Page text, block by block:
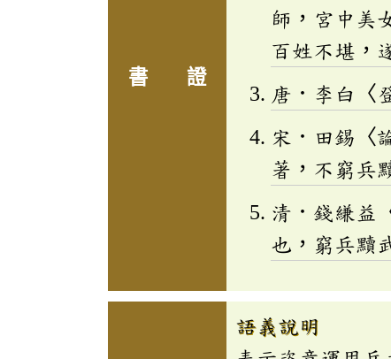
書 證
師，宮中美
百姓不堪，
唐．李白〈
宋．田錫〈
著，不窮兵
清．錢縑益
也，窮兵黷
語義說明